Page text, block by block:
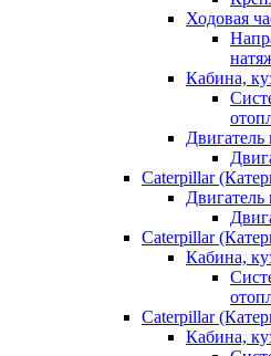
Ходовая
Кабина,
Двигатель
Caterpillar
Двигатель
Caterpillar
Кабина,
Caterpillar
Кабина,